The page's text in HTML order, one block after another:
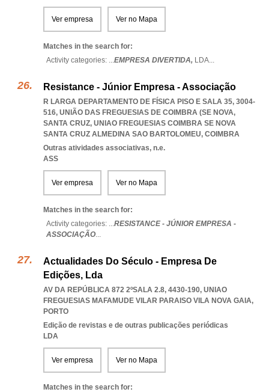
Ver empresa Ver no Mapa
Matches in the search for:
Activity categories: ...EMPRESA DIVERTIDA, LDA...
Resistance - Júnior Empresa - Associação
R LARGA DEPARTAMENTO DE FÍSICA PISO E SALA 35, 3004-
516, UNIÃO DAS FREGUESIAS DE COIMBRA (SE NOVA,
SANTA CRUZ, UNIAO FREGUESIAS COIMBRA SE NOVA
SANTA CRUZ ALMEDINA SAO BARTOLOMEU, COIMBRA
Outras atividades associativas, n.e.
ASS
Ver empresa Ver no Mapa
Matches in the search for:
Activity categories: ...RESISTANCE - JÚNIOR EMPRESA -
ASSOCIAÇÃO...
Actualidades Do Século - Empresa De
Edições, Lda
AV DA REPÚBLICA 872 2ºSALA 2.8, 4430-190, UNIAO
FREGUESIAS MAFAMUDE VILAR PARAISO VILA NOVA GAIA,
PORTO
Edição de revistas e de outras publicações periódicas
LDA
Ver empresa Ver no Mapa
Matches in the search for: